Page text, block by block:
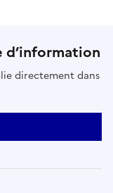
directement dans